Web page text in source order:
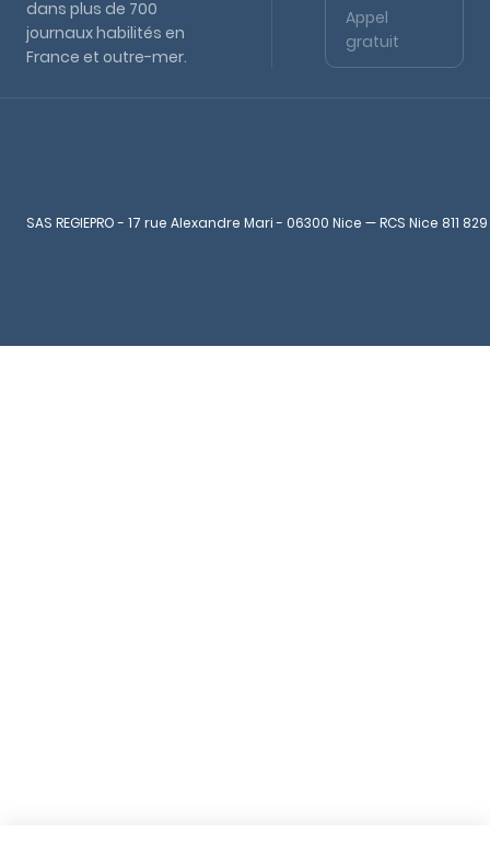
dans plus de 700
journaux habilités en
France et outre-mer.
Appel
gratuit
SAS REGIEPRO - 17 rue Alexandre Mari - 06300 Nice — RCS Nice 811